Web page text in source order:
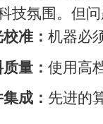
技氛围。但
校准：机器必
质量：使用高
成： 先进的